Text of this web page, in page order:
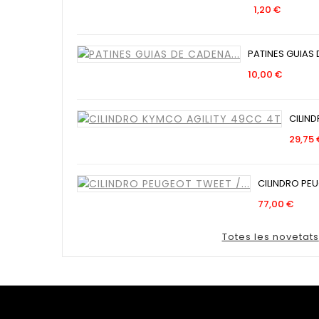
1,20 €Preu
PATINES GUIAS
10,00 €Preu
29,75
CILINDRO
77,00 €Preu
Totes les novetats